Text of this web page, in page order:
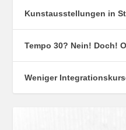
Kunstausstellungen in
Tempo 30? Nein! Doch!
Weniger